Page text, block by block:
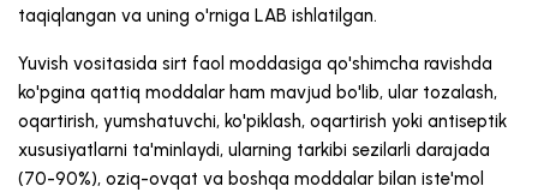
taqiqlangan va uning o'rniga LAB ishlatilgan.
Yuvish vositasida sirt faol moddasiga qo'shimcha ravishda
ko'pgina qattiq moddalar ham mavjud bo'lib, ular tozalash,
oqartirish, yumshatuvchi, ko'piklash, oqartirish yoki antiseptik
xususiyatlarni ta'minlaydi, ularning tarkibi sezilarli darajada
(70-90%), oziq-ovqat va boshqa moddalar bilan iste'mol